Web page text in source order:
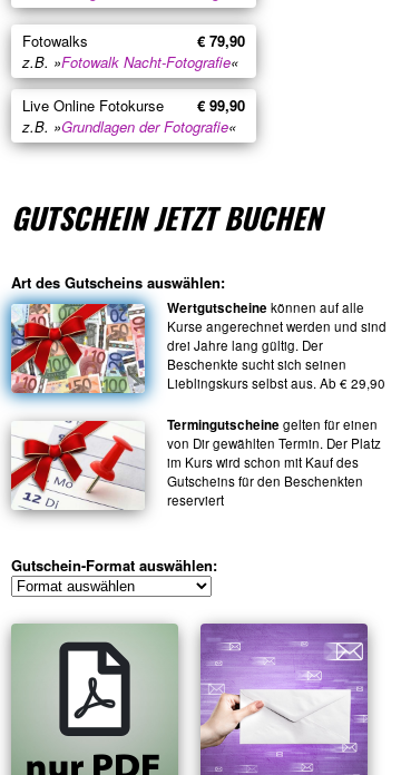
Fotowalks
€ 79,90
z.B. »Fotowalk Nacht-Fotografie«
Live Online Fotokurse
€ 99,90
z.B. »Grundlagen der Fotografie«
GUTSCHEIN JETZT BUCHEN
Art des Gutscheins auswählen:
Wertgutscheine können auf alle
Kurse angerechnet werden und sind
drei Jahre lang gültig. Der
Beschenkte sucht sich seinen
Lieblingskurs selbst aus. Ab € 29,90
Termingutscheine gelten für einen
von Dir gewählten Termin. Der Platz
im Kurs wird schon mit Kauf des
Gutscheins für den Beschenkten
reserviert
Gutschein-Format auswählen: